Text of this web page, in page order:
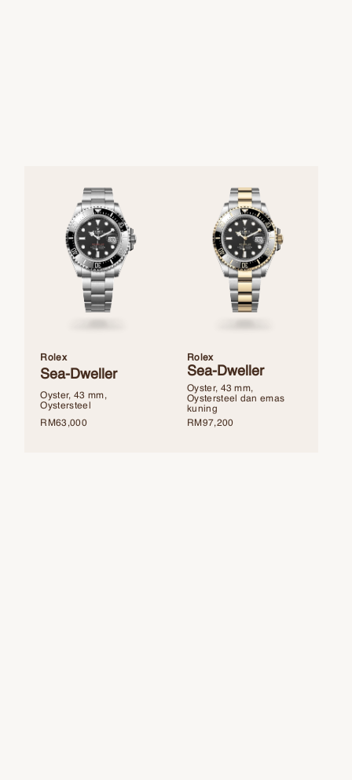
Rolex
Sea-Dweller
Oyster, 43 mm,
Oystersteel
RM63,000
Rolex
Sea-Dweller
Oyster, 43 mm,
Oystersteel dan emas
kuning
RM 97,200